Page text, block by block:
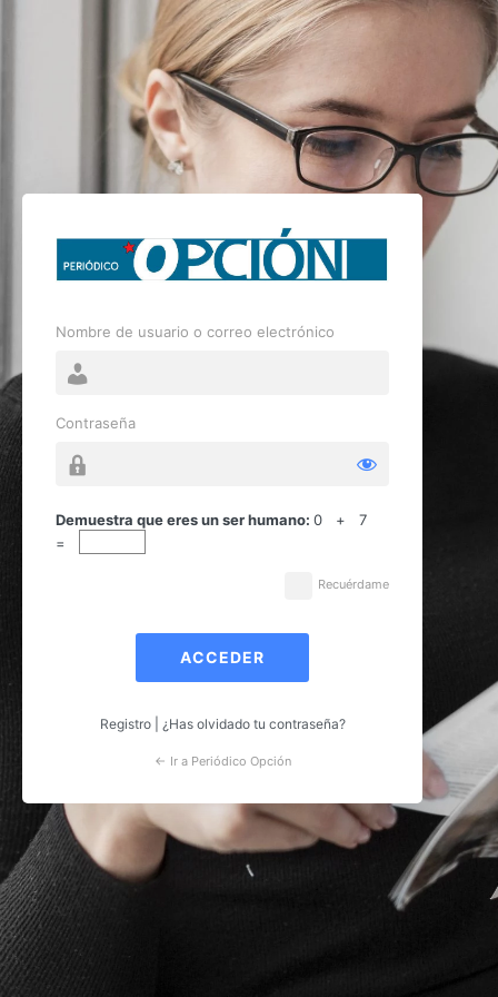
Acceder
Nombre de usuario o correo electrónico
Contraseña
Demuestra que eres un ser humano: 0 + 7
=
Recuérdame
Registro| ¿Has olvidado tu contraseña?
← Ir a Periódico Opción